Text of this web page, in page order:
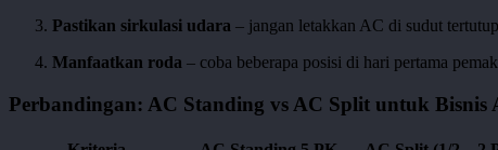
Pastikan sirkulasi udara – jangan letakkan AC di sudut
Manfaatkan roda – coba beberapa posisi di hari pertama
Perbandingan: AC Standing vs AC Split untuk Bisnis